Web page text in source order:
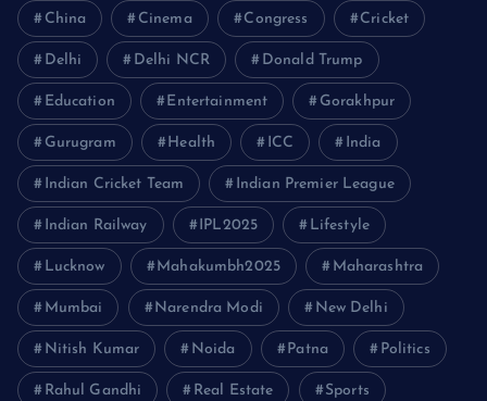
China Cinema Congress Cricket
Delhi Delhi NCR Donald Trump
Education Entertainment Gorakhpur
Gurugram Health ICC India
Indian Cricket Team Indian Premier League
Indian Railway IPL2025 Lifestyle
Lucknow Mahakumbh2025 Maharashtra
Mumbai Narendra Modi New Delhi
Nitish Kumar Noida Patna Politics
Rahul Gandhi Real Estate Sports